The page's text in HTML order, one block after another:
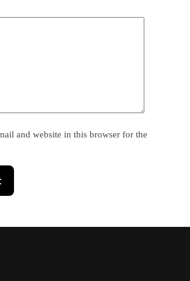
and website in this browser for the